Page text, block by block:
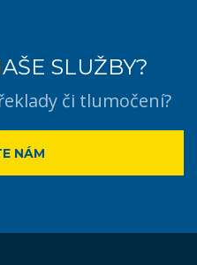
SLUŽBY?
či tlumočení?
NÁM